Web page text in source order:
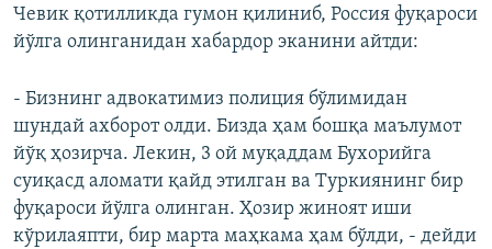
Чевик қотилликда гумон қилиниб, Россия фуқароси
йўлга олинганидан хабардор эканини айтди:
- Бизнинг адвокатимиз полиция бўлимидан
шундай ахборот олди. Бизда ҳам бошқа маълумот
йўқ ҳозирча. Лекин, 3 ой муқаддам Бухорийга
суиқасд аломати қайд этилган ва Туркиянинг бир
фуқароси йўлга олинган. Ҳозир жиноят иши
кўрилаяпти, бир марта маҳкама ҳам бўлди, - дейди